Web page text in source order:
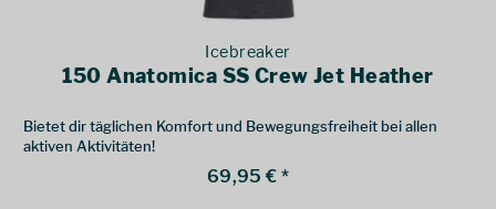
Icebreaker
150 Anatomica SS Crew Jet Heather
Bietet dir täglichen Komfort und Bewegungsfreiheit bei allen
aktiven Aktivitäten!
69,95 € *